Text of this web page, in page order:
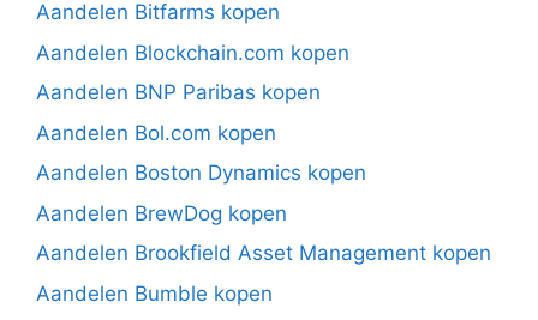
Aandelen Bitfarms kopen
Aandelen Blockchain.com kopen
Aandelen BNP Paribas kopen
Aandelen Bol.com kopen
Aandelen Boston Dynamics kopen
Aandelen BrewDog kopen
Aandelen Brookfield Asset Management kopen
Aandelen Bumble kopen